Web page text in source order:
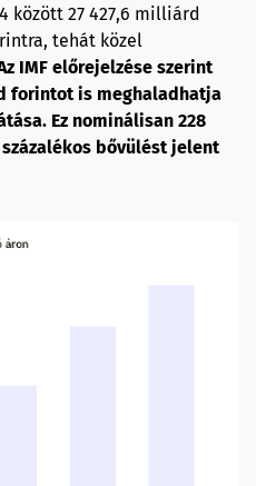
között 27 427,6 milliárd
tehát közel
IMF előrejelzése szerint
forintot is meghaladhatja
Ez nominálisan 228
bővülést jelent